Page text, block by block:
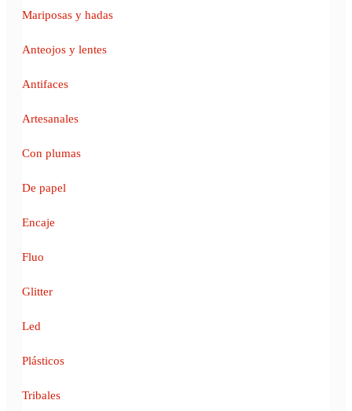
Mariposas y hadas
Anteojos y lentes
Antifaces
Artesanales
Con plumas
De papel
Encaje
Fluo
Glitter
Led
Plásticos
Tribales